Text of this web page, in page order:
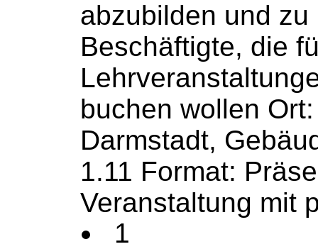
abzubilden und
Beschäftigte, die
buchen wollen
Darmstadt,
1.11 Format:
Veranstaltung mit
1